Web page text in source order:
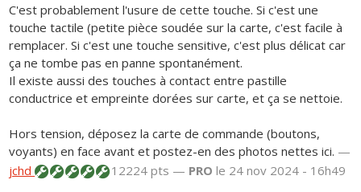
C'est probablement l'usure de cette touche. Si c'est une
touche tactile (petite pièce soudée sur la carte, c'est facile à
remplacer. Si c'est une touche sensitive, c'est plus délicat car
ça ne tombe pas en panne spontanément.
Il existe aussi des touches à contact entre pastille
conductrice et empreinte dorées sur carte, et ça se nettoie.
Hors tension, déposez la carte de commande (boutons,
voyants) en face avant et postez-en des photos nettes ici. —
jchd
12224 pts — PRO le 24 nov 2024 - 16h49